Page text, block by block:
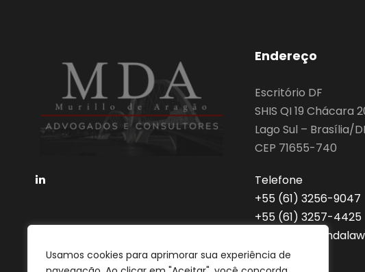
Usamos cookies para aprimorar sua experiência de
Endereço
Escritório DF
SHIS QI 19 Chácara
Lago Sul – Brasília/
CEP 71655-740
Telefone
‎+55 (61) 3256-9047
‎+55 (61) 3257-4425